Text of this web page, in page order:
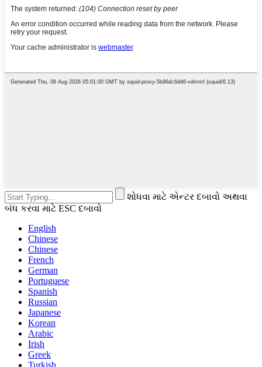
શોધવા માટે એન્ટર દબાવો અથવા
બંધ કરવા માટે ESC દબાવો
English
Chinese
Chinese
French
German
Portuguese
Spanish
Russian
Japanese
Korean
Arabic
Irish
Greek